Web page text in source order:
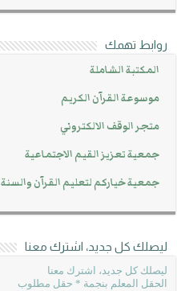
روابط تهمك
المكتبة الشاملة
موسوعة القرآن الكريم
متجر الوقف الالكتروني
جمعية تعزيز القيم الاجتماعية
جمعية خياركم لتعليم القرآن والسنة
ليصلك كل جديد، اشترك معنا
ليصلك كل جديد، اشترك معنا
الحقل المعلم بنجمة * حقل مطلوب